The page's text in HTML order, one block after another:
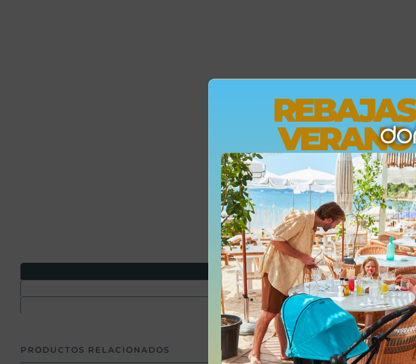
Opiniones
Envíos
Devoluciones
PRODUCTOS RELACIONADOS
REBAJAS
VERANO